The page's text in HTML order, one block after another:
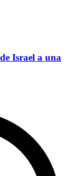
Israel a una